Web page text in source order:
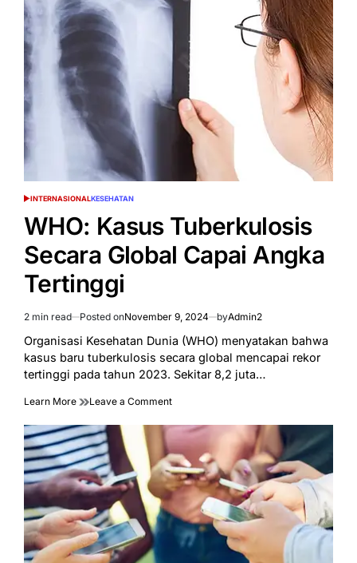
Peningkatan
Tinggi
Badan
Anak
20,2
Apa
Rahasianya?
POSTED
INTERNASIONALKESEHATAN
WHO: Kasus Tuberkulosis
Secara Global Capai Angka
Tertinggi
Estimated
read
time
2 min read Posted onNovember 9, 2024 byAdmin2
Organisasi Kesehatan Dunia (WHO) menyatakan bahwa
kasus baru tuberkulosis secara global mencapai rekor
tertinggi pada tahun 2023. Sekitar 8,2 juta…
Learn More Leave a Commenton
Kasus
Tuberkulosis
Secara
Global
Capai
Angka
Tertinggi